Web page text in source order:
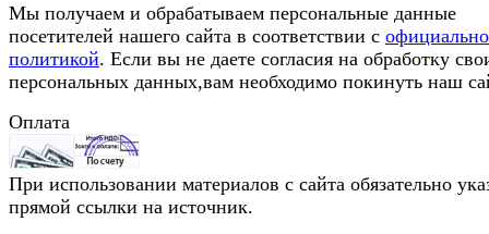
Мы получаем и обрабатываем персональные данные
посетителей нашего сайта в соответствии с
политикой. Если вы не даете согласия на обработку
персональных данных,вам необходимо покинуть наш
Оплата
При использовании материалов с сайта обязательно
прямой ссылки на источник.